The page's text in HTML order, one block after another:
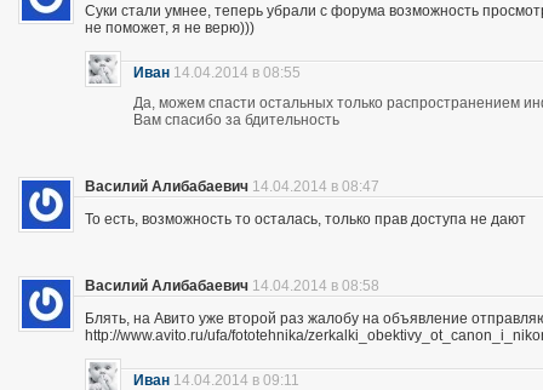
Суки стали умнее, теперь убрали с форума возможность
не поможет, я не верю)))
Иван 14.04.2014 в 08:55
Да, можем спасти остальных только распространением
Вам спасибо за бдительность
Василий Алибабаевич 14.04.2014 в 08:47
То есть, возможность то осталась, только прав доступа не дают
Василий Алибабаевич 14.04.2014 в 08:58
Блять, на Авито уже второй раз жалобу на объявление
http://www.avito.ru/ufa/fototehnika/
Иван 14.04.2014 в 09:11